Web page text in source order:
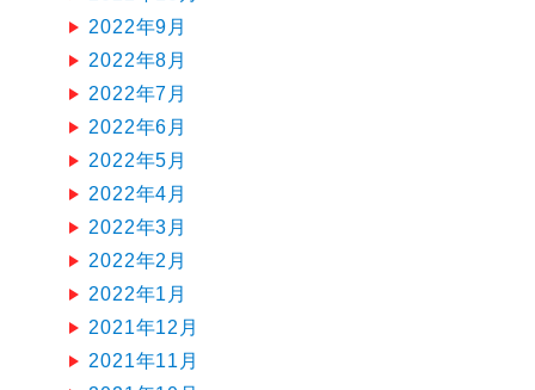
2022年9月
2022年8月
2022年7月
2022年6月
2022年5月
2022年4月
2022年3月
2022年2月
2022年1月
2021年12月
2021年11月